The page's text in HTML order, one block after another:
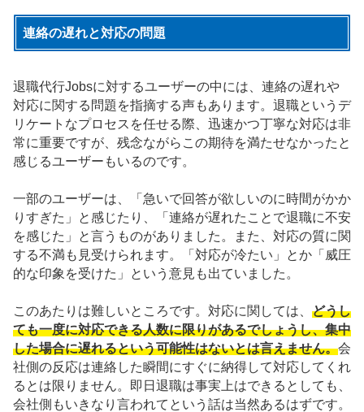
連絡の遅れと対応の問題
退職代行Jobsに対するユーザーの中には、連絡の遅れや
対応に関する問題を指摘する声もあります。退職というデ
リケートなプロセスを任せる際、迅速かつ丁寧な対応は非
常に重要ですが、残念ながらこの期待を満たせなかったと
感じるユーザーもいるのです。
一部のユーザーは、「急いで回答が欲しいのに時間がかか
りすぎた」と感じたり、「連絡が遅れたことで退職に不安
を感じた」と言うものがありました。また、対応の質に関
する不満も見受けられます。「対応が冷たい」とか「威圧
的な印象を受けた」という意見も出ていました。
このあたりは難しいところです。対応に関しては、 どうし
ても一度に対応できる人数に限りがあるでしょうし、集中
した場合に遅れるという可能性はないとは言えません。会
社側の反応は連絡した瞬間にすぐに納得して対応してくれ
るとは限りません。即日退職は事実上はできるとしても、
会社側もいきなり言われてという話は当然あるはずです。